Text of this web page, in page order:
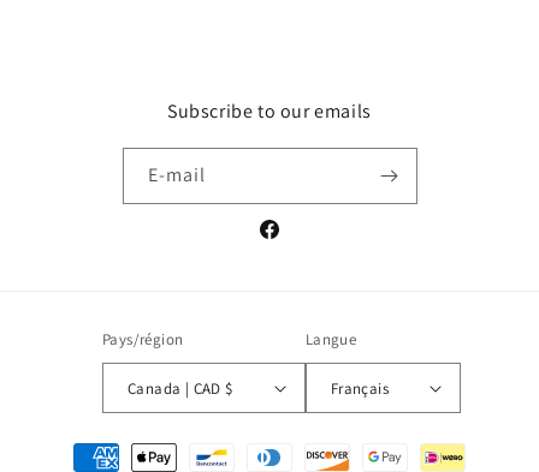
Subscribe to our emails
E-mail
Facebook
Pays/région
Canada | CAD $
Langue
Français
Moyens